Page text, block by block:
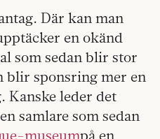
Där kan man
en okänd
som sedan blir stor
blir sponsring mer en
Kanske leder det
samlare som sedan
museumpå en